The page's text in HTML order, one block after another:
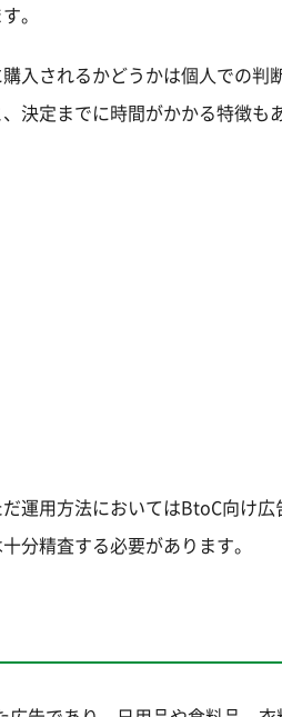
。
入されるかどうかは個人での判
決定までに時間がかかる特徴も
運用方法においてはBtoC向け
分精査する必要があります。